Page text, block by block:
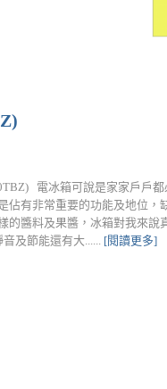
電冰箱可說是家家戶戶
佔有非常重要的功能及地位，
的醬料及果醬，冰箱對我來說
及節能還有大...... [閱讀更多]